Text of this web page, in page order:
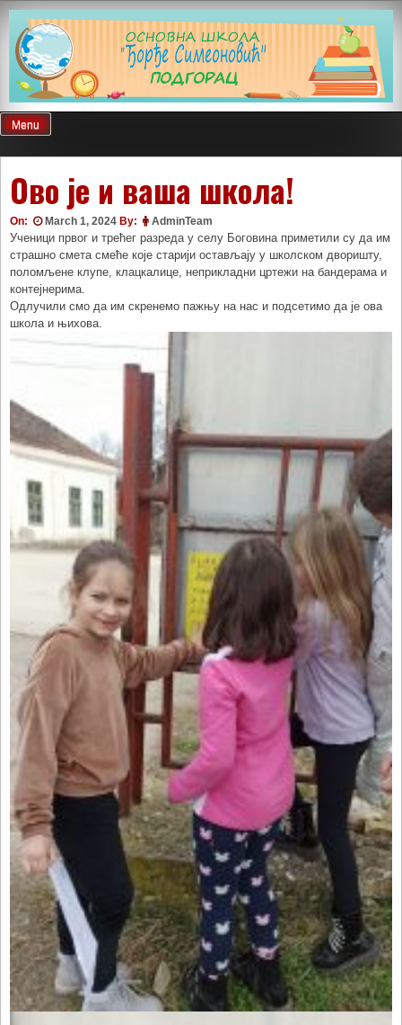
Skip
content
Menu
Ово је и ваша школа!
On: March 1, 2024 By: AdminTeam
Ученици првог и трећег разреда у селу Боговина приметили су да им
страшно смета смеће које старији остављају у школском дворишту,
поломљене клупе, клацкалице, неприкладни цртежи на бандерама и
контејнерима.
Одлучили смо да им скренемо пажњу на нас и подсетимо да је ова
школа и њихова.